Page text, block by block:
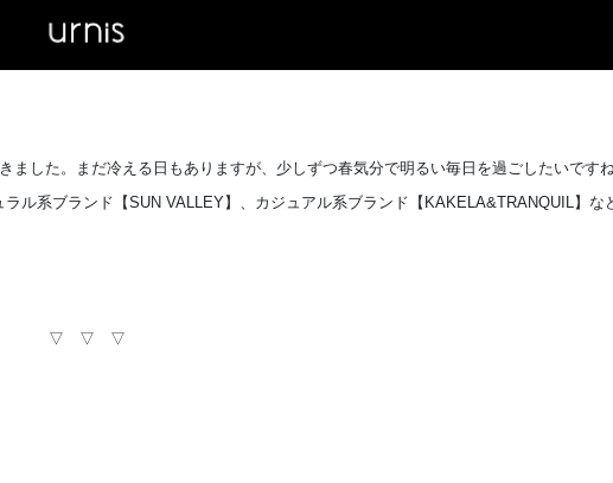
した。まだ冷える日もありますが、少しずつ春気分で明るい毎日を過ごしたいですね
ラル系ブランド【SUN VALLEY】、カジュアル系ブランド【KAKELA&TRANQUIL】な
▽ ▽ ▽